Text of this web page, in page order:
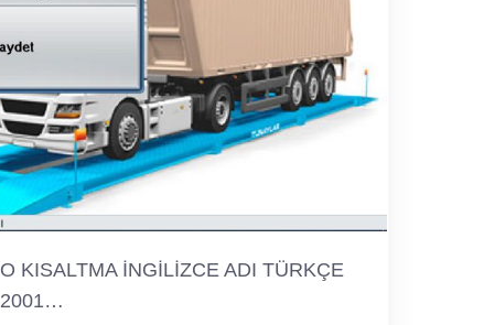
KISALTMA İNGİLİZCE ADI TÜRKÇE
2001…